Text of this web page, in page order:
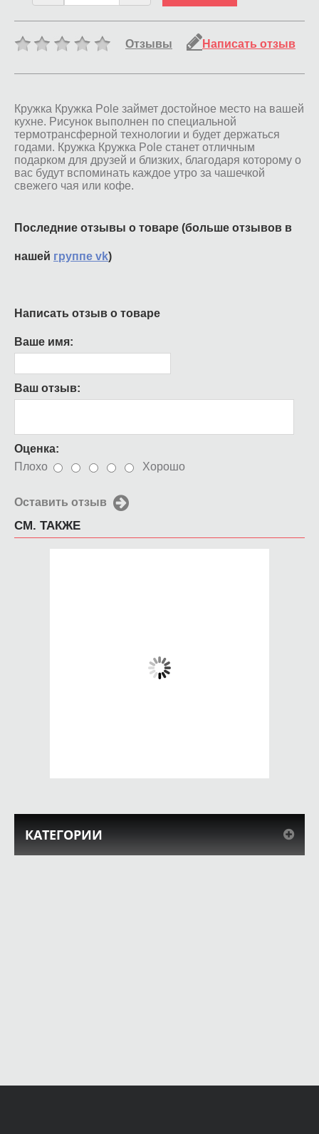
Отзывы Написать отзыв
Кружка Кружка Pole займет достойное место на вашей
кухне. Рисунок выполнен по специальной
термотрансферной технологии и будет держаться
годами. Кружка Кружка Pole станет отличным
подарком для друзей и близких, благодаря которому о
вас будут вспоминать каждое утро за чашечкой
свежего чая или кофе.
Последние отзывы о товаре (больше отзывов в
нашей группе vk)
Написать отзыв о товаре
Ваше имя:
Ваш отзыв:
Оценка:
Плохо
Хорошо
Оставить отзыв
СМ. ТАКЖЕ
КАТЕГОРИИ